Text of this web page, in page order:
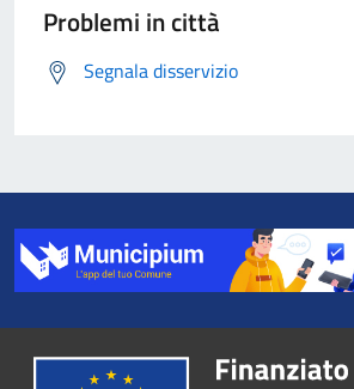
Problemi in città
Segnala disservizio